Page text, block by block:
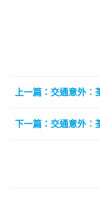
上一篇：交通意外
下一篇：交通意外︰